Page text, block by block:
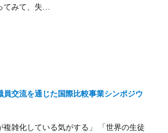
てみて、失…
員交流を通じた国際比較事業シンポジウ
複雑化している気がする」 「世界の生徒